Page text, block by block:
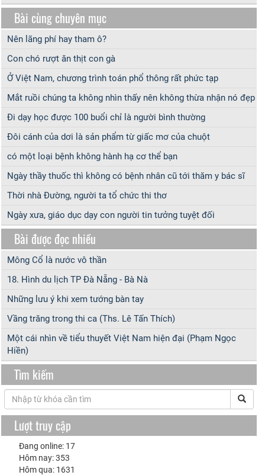
Bài cùng chuyên mục
Nên lãng phí hay tham ô?
Con chó rượt ăn thịt con gà
Ở Việt Nam, chương trình toán phổ thông rất phức tạp
Mắt ruồi chúng ta không nhìn thấy nên không thừa nhận nó đẹp
Đi dạy học được 100 buổi chỉ là người bình thường
Đôi cánh của dơi là sản phẩm từ giấc mơ của chuột
có một loại bệnh không hành hạ cơ thể bạn
Ngày thầy thuốc thì không có bệnh nhân cũ tới thăm y bác sĩ
Thời nhà Đường, người ta tổ chức thi thơ
Ngày xưa, giáo dục dạy con người tin tưởng tuyệt đối
Bài được đọc nhiều
Mông Cổ là nước vô thần
18. Hình du lịch TP Đà Nẵng - Bà Nà
Những lưu ý khi xem tướng bàn tay
Vầng trăng trong thi ca (Ths. Lê Tấn Thích)
Một cái nhìn về tiểu thuyết Việt Nam hiện đại (Phạm Ngọc
Hiền)
Tìm kiếm
Lượt truy cập
Đang online: 17
Hôm nay: 353
Hôm qua: 1631